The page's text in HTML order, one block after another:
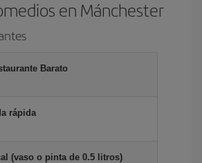
en Mánchester
Barato
rápida
(vaso o pinta de 0.5 litros)